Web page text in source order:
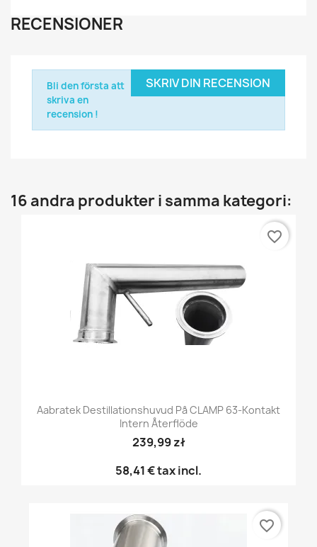
RECENSIONER
SKRIV DIN RECENSION
Bli den första att
skriva en
recension !
16 andra produkter i samma kategori:
Aabratek Destillationshuvud På CLAMP 63-Kontakt
Intern Återflöde
239,99 zł
58,41 €tax incl.
favorite_border
favorite_border